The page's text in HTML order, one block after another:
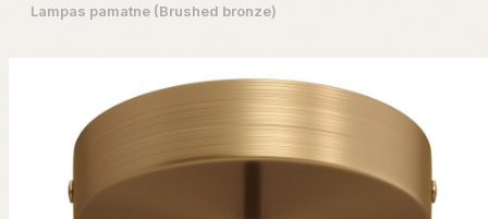
Lampas pamatne (Brushed bronze)